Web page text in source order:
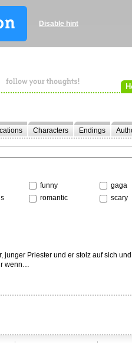
Disable hint
Characters Endings
funny
gaga
romantic
scary
junger Priester und er stolz auf sich und
wenn…